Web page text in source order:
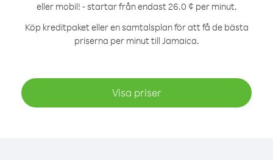
eller mobil! - startar från endast 26.0 ¢ per minut.
Köp kreditpaket eller en samtalsplan för att få de bästa
priserna per minut till Jamaica.
Visa priser